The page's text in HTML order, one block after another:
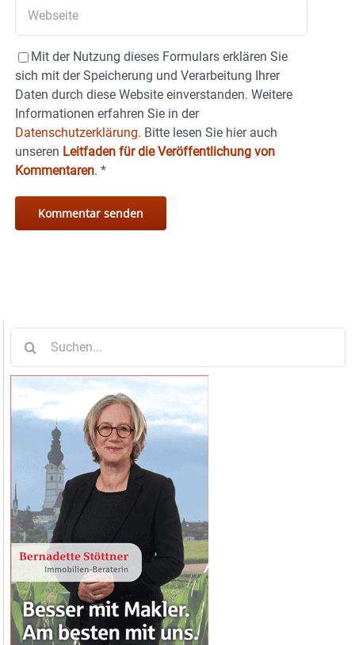
Mit der Nutzung dieses Formulars erklären Sie
sich mit der Speicherung und Verarbeitung Ihrer
Daten durch diese Website einverstanden. Weitere
Informationen erfahren Sie in der
Datenschutzerklärung. Bitte lesen Sie hier auch
unseren Leitfaden für die Veröffentlichung von
Kommentaren. *
nach: